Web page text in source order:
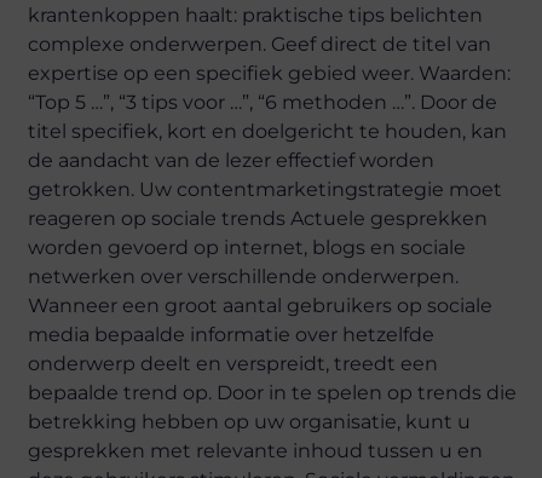
krantenkoppen haalt: praktische tips belichten
complexe onderwerpen. Geef direct de titel van
expertise op een specifiek gebied weer. Waarden:
“Top 5 …”, “3 tips voor …”, “6 methoden …”. Door de
titel specifiek, kort en doelgericht te houden, kan
de aandacht van de lezer effectief worden
getrokken. Uw contentmarketingstrategie moet
reageren op sociale trends Actuele gesprekken
worden gevoerd op internet, blogs en sociale
netwerken over verschillende onderwerpen.
Wanneer een groot aantal gebruikers op sociale
media bepaalde informatie over hetzelfde
onderwerp deelt en verspreidt, treedt een
bepaalde trend op. Door in te spelen op trends die
betrekking hebben op uw organisatie, kunt u
gesprekken met relevante inhoud tussen u en